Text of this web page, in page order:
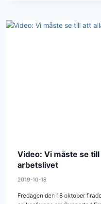
Video: Vi måste se
arbetslivet
2019-10-18
Fredagen den 18 oktober